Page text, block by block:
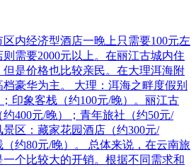
区内经济型酒店一晚上只需要100元左
需要2000元以上。在丽江古城内住
是价格也比较亲民。在大理洱海附
豪华为主。 大理：洱海之畔度假别
印象客栈（约100元/晚）。丽江古
400元/晚）；青年旅社（约50元/
区：藏家花园酒店（约300元/
约80元/晚）。 总体来说，在云南旅
个比较大的开销。根据不同需求和